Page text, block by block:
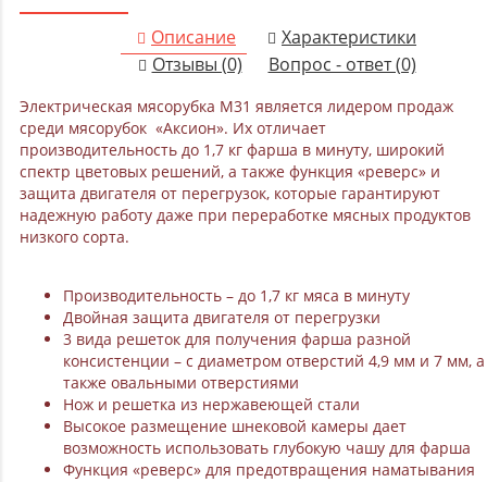
Описание
Характеристики
Отзывы (0)
Вопрос - ответ (0)
Электрическая мясорубка М31 является лидером продаж
среди мясорубок «Аксион». Их отличает
производительность до 1,7 кг фарша в минуту, широкий
спектр цветовых решений, а также функция «реверс» и
защита двигателя от перегрузок, которые гарантируют
надежную работу даже при переработке мясных продуктов
низкого сорта.
Производительность – до 1,7 кг мяса в минуту
Двойная защита двигателя от перегрузки
3 вида решеток для получения фарша разной
консистенции – с диаметром отверстий 4,9 мм и 7 мм, а
также овальными отверстиями
Нож и решетка из нержавеющей стали
Высокое размещение шнековой камеры дает
возможность использовать глубокую чашу для фарша
Функция «реверс» для предотвращения наматывания